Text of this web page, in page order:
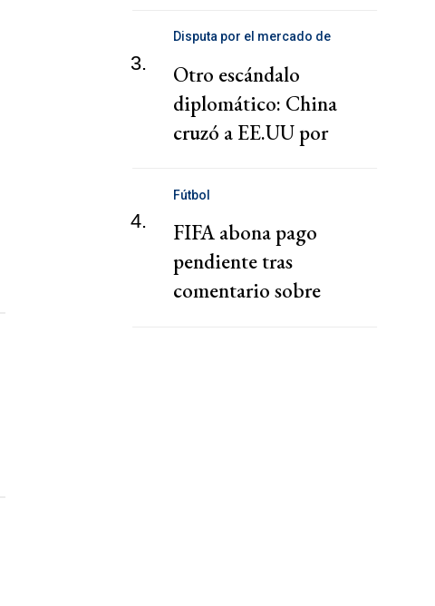
3.
Disputa por el mercado de
Otro escándalo
diplomático: China
cruzó a EE.UU por
cooperativa Argentina
4.
Fútbol
FIFA abona pago
pendiente tras
comentario sobre